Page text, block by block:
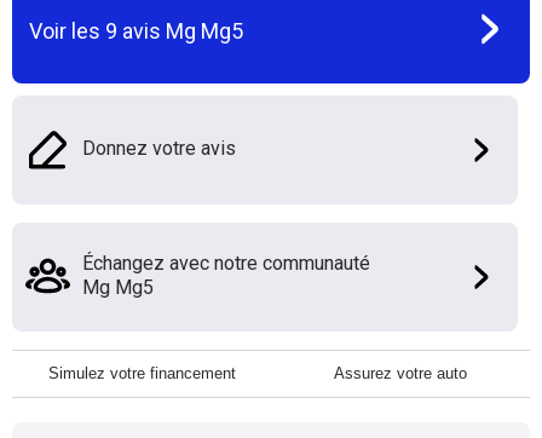
Voir les 9 avis Mg Mg5
Donnez votre avis
Échangez avec notre communauté
Mg Mg5
Simulez votre financement Assurez votre auto